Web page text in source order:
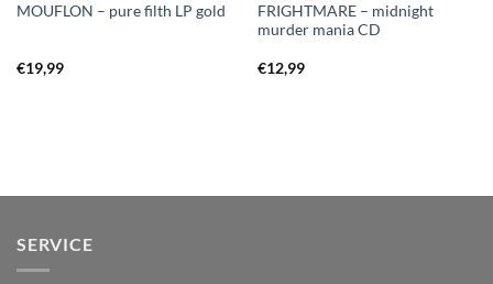
MOUFLON – pure filth LP gold
€19,99
FRIGHTMARE – midnight
murder mania CD
€12,99
SERVICE